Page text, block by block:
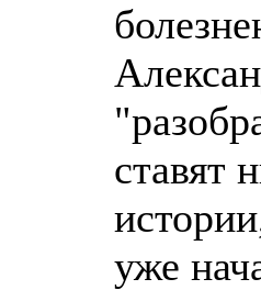
ставят
уже